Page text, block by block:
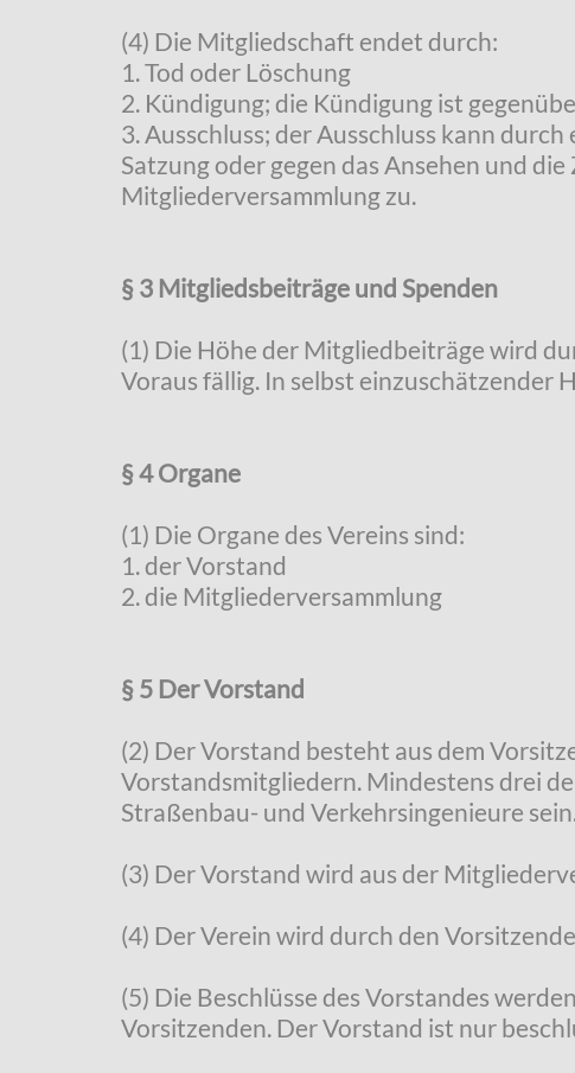
(4) Die Mitgliedschaft endet durch:
1. Tod oder Löschung
2. Kündigung; die Kündigung ist
3. Ausschluss; der Ausschluss kann
Satzung oder gegen das Ansehen und
Mitgliederversammlung zu.
§ 3 Mitgliedsbeiträge und Spenden
(1) Die Höhe der Mitgliedbeiträge wird
Voraus fällig. In selbst einzuschätzender
§ 4 Organe
(1) Die Organe des Vereins sind:
1. der Vorstand
2. die Mitgliederversammlung
§ 5 Der Vorstand
(2) Der Vorstand besteht aus dem
Vorstandsmitgliedern. Mindestens drei
Straßenbau- und Verkehrsingenieure
(3) Der Vorstand wird aus der
(4) Der Verein wird durch den
(5) Die Beschlüsse des Vorstandes
Vorsitzenden. Der Vorstand ist nur